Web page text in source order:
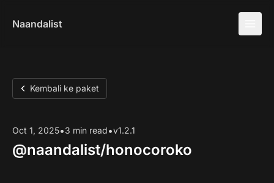
Naandalist
Kembali ke paket
Oct 1, 2025•3 min read•v1.2.1
@naandalist/honocoroko